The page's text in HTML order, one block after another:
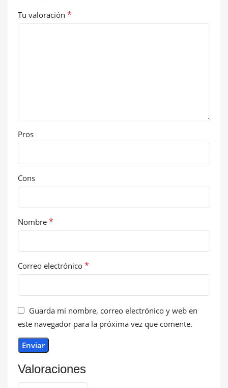
Valoraciones
Tu valoración *
Pros
Cons
Nombre *
Correo electrónico *
Guarda mi nombre, correo electrónico y web en
este navegador para la próxima vez que comente.